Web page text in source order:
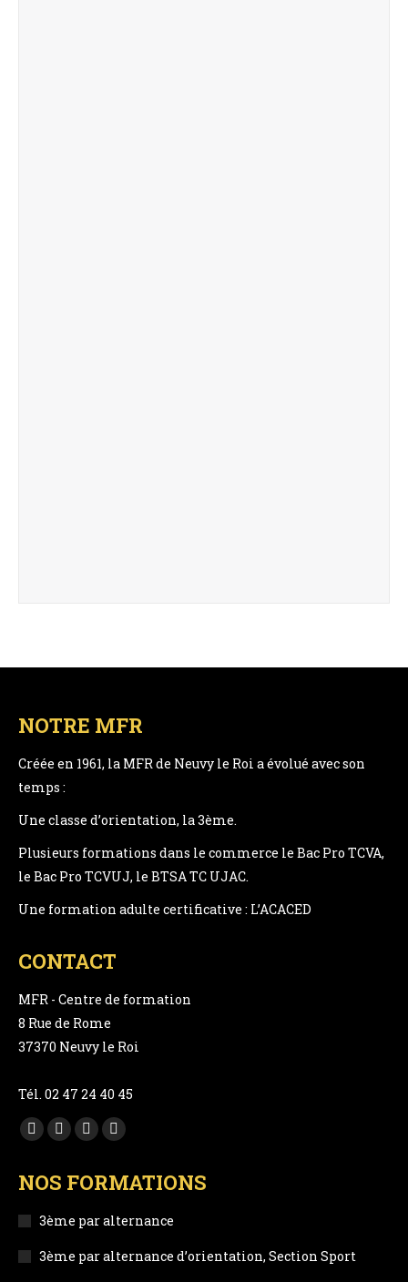
NOTRE MFR
Créée en 1961, la MFR de Neuvy le Roi a évolué avec son
temps :
Une classe d’orientation, la 3ème.
Plusieurs formations dans le commerce le Bac Pro TCVA,
le Bac Pro TCVUJ, le BTSA TC UJAC.
Une formation adulte certificative : L’ACACED
CONTACT
MFR - Centre de formation
8 Rue de Rome
37370 Neuvy le Roi
Tél. 02 47 24 40 45
Trouvez nous sur :
Facebook
opens
window
YouTube
opens
new
window
LinkedIn
opens
window
Instagram
opens
window
NOS FORMATIONS
3ème par alternance
3ème par alternance d’orientation, Section Sport